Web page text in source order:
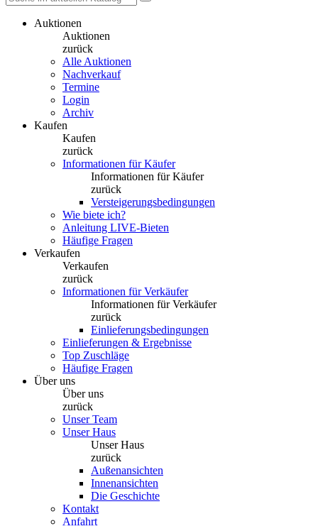
Auktionen
Auktionen
zurück
Alle Auktionen
Nachverkauf
Termine
Login
Archiv
Kaufen
Kaufen
zurück
Informationen für Käufer
Informationen für Käufer
zurück
Versteigerungsbedingungen
Wie biete ich?
Anleitung LIVE-Bieten
Häufige Fragen
Verkaufen
Verkaufen
zurück
Informationen für Verkäufer
Informationen für Verkäufer
zurück
Einlieferungsbedingungen
Einlieferungen & Ergebnisse
Top Zuschläge
Häufige Fragen
Über uns
Über uns
zurück
Unser Team
Unser Haus
Unser Haus
zurück
Außenansichten
Innenansichten
Die Geschichte
Kontakt
Anfahrt